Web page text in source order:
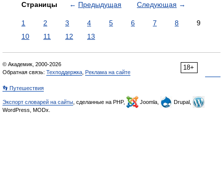
Страницы ← Предыдущая Следующая →
1 2 3 4 5 6 7 8
9
10
11 12 13
18+
© Академик, 2000-2026
Обратная связь: Техподдержка Реклама на сайте
👣 Путешествия
Экспорт словарей на сайты , сделанные на PHP, Joomla,
Drupal,
WordPress, MODx.